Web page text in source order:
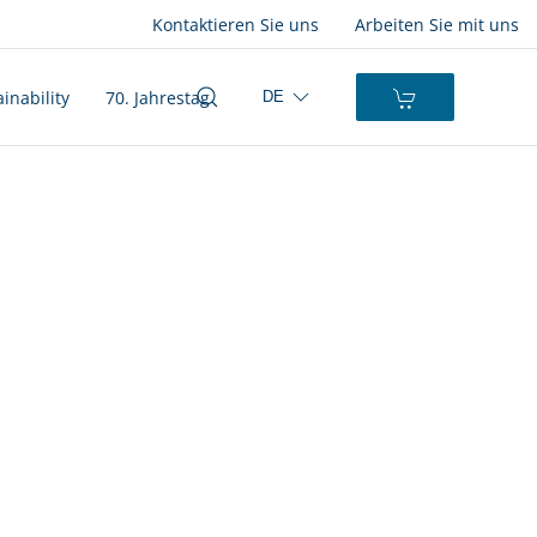
Kontaktieren Sie uns Arbeiten Sie mit uns
70. Jahrestag DE